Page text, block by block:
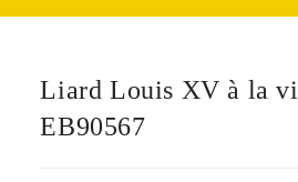
Liard Louis XV à la
EB90567